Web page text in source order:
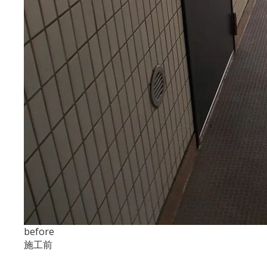
before
施工前